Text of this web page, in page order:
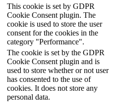
This cookie is set by GDPR
Cookie Consent plugin. The
cookie is used to store the user
consent for the cookies in the
category "Performance".
The cookie is set by the GDPR
Cookie Consent plugin and is
used to store whether or not user
has consented to the use of
cookies. It does not store any
personal data.